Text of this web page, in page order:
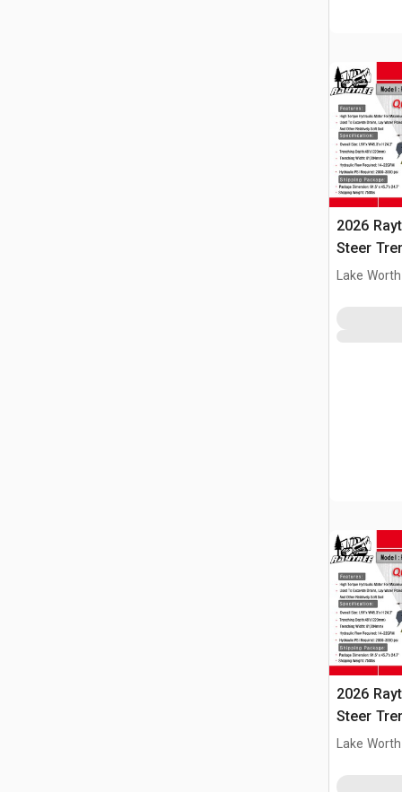
2026
Steer
Lake
2026
Steer
Lake